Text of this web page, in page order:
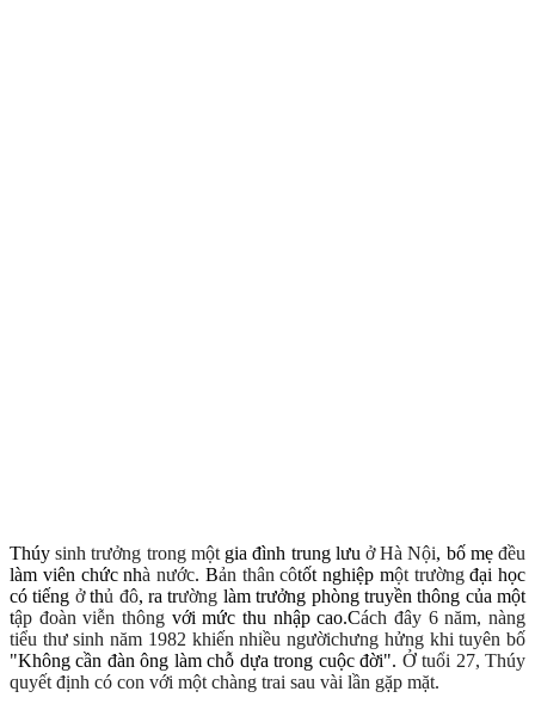
Thúy sinh trưởng trong một gia đình trung lưu ở Hà Nội, bố mẹđều
làm viên chức nhà nước. Bản thân côtốt nghiệp một trườngđại học
có tiếng ởthủ đô, ra trường làm trưởng phòng truyền thông của một
tập đoàn viễn thông với mức thu nhập cao.Cáchđây 6 năm,nàng
tiểu thư sinh năm 1982 khiến nhiều ngườichưng hửng khi tuyên bố
"Không cần đàn ông làm chỗ dựa trong cuộc đời". Ở tuổi 27, Thúy
quyết định có con với một chàng trai sau vài lần gặp mặt.